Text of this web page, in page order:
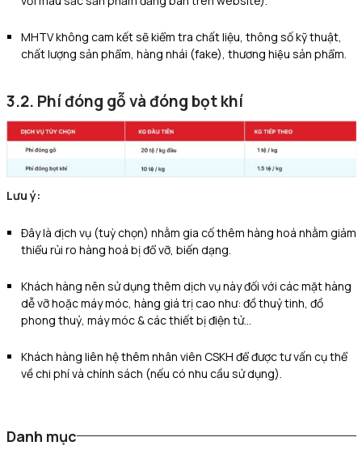
MHTV không cam kết sẽ kiểm tra chất liệu, thông số kỹ thuật,
chất lượng sản phẩm, hàng nhái (fake), thương hiệu sản phẩm.
3.2. Phí đóng gỗ và đóng bọt khí
Lưu ý:
Đây là dịch vụ (tuỳ chọn) nhằm gia cố thêm hàng hoá nhằm giảm
thiểu rủi ro hàng hoá bị đổ vỡ, biến dạng.
Khách hàng nên sử dụng thêm dịch vụ này đối với các mặt hàng
dễ vỡ hoặc máy móc, hàng giá trị cao như: đồ thuỷ tinh, đồ
phong thuỷ, máy móc & các thiết bị điện tử…
Khách hàng liên hệ thêm nhân viên CSKH để được tư vấn cụ thể
về chi phí và chính sách (nếu có nhu cầu sử dụng).
Danh mục